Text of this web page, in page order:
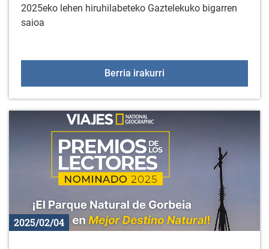
2025eko lehen hiruhilabeteko Gaztelekuko bigarren
saioa
Berria irakurri
2025/02/04